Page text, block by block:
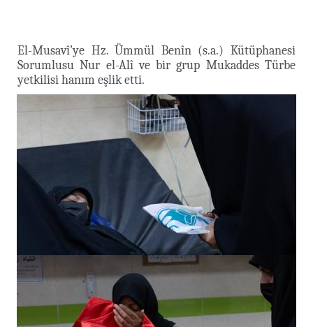
El-Musavî’ye Hz. Ümmül Benîn (s.a.) Kütüphanesi
Sorumlusu Nur el-Alî ve bir grup Mukaddes Türbe
yetkilisi hanım eşlik etti.